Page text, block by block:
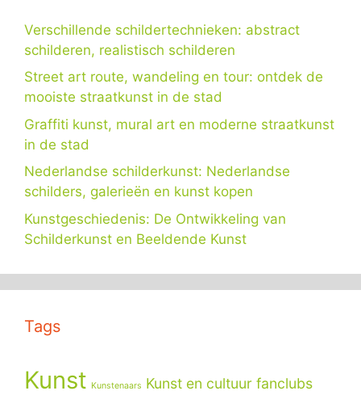
Verschillende schildertechnieken: abstract
schilderen, realistisch schilderen
Street art route, wandeling en tour: ontdek de
mooiste straatkunst in de stad
Graffiti kunst, mural art en moderne straatkunst
in de stad
Nederlandse schilderkunst: Nederlandse
schilders, galerieën en kunst kopen
Kunstgeschiedenis: De Ontwikkeling van
Schilderkunst en Beeldende Kunst
Tags
Kunst Kunstenaars Kunst en cultuur fanclubs